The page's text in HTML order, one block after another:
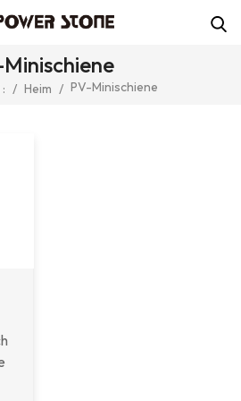
/ Heim / PV-Minischiene